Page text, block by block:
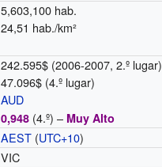
5,603,100 hab.
24,51 hab./km²
242.595$ (2006-2007, 2.º lugar)
47.096$ (4.º lugar)
AUD
0,948 (4.º) – Muy Alto
AEST (UTC+10)
VIC